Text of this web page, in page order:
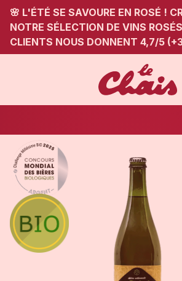
🌸 L'ÉTÉ SE SAVOURE EN ROSÉ !
NOTRE SÉLECTION DE VINS ROSÉS
CLIENTS NOUS DONNENT 4,7/5